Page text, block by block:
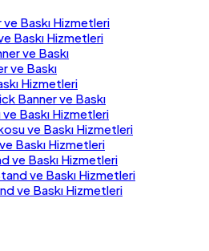
ve Baskı Hizmetleri
Baskı Hizmetleri
ve Baskı
ve Baskı
Hizmetleri
Banner ve Baskı
ve Baskı Hizmetleri
ve Baskı Hizmetleri
Baskı Hizmetleri
ve Baskı Hizmetleri
ve Baskı Hizmetleri
ve Baskı Hizmetleri